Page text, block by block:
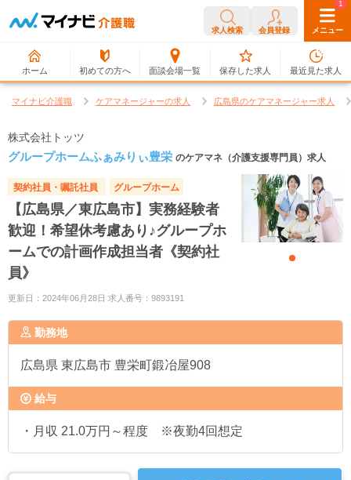
求人検索 会員登録 メニュー
ホーム 初めての方へ 面談会場一覧
0
保存した求人
1
最近見た求人
マイナビ介護職 ケアマネージャーの求人 広島県のケアマネージャー求人
株式会社トッツ
グループホームふぁみりぃ豊栄 のケアマネ（介護支援専門員）求人
契約社員・嘱託社員 グループホーム
【広島県／東広島市】実務経験者
歓迎！希望休考慮あり♪グループホ
ームでの計画作成担当者《契約社
員》
更新日：2024年06月28日 求人番号：9893191
勤務地
広島県 東広島市 豊栄町鍛冶屋908
給与
・月収 21.0万円～程度 ※夜勤4回想定